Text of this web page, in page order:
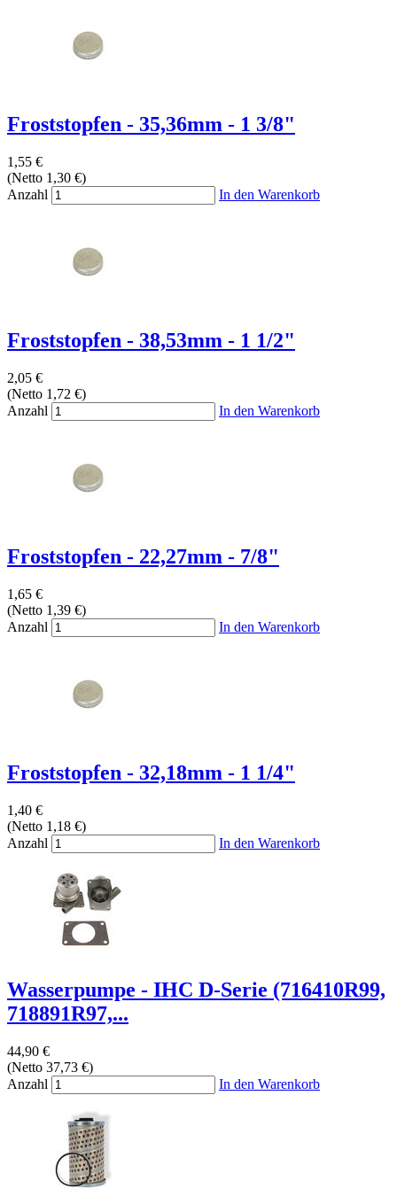
Froststopfen - 35,36mm - 1 3/8"
1,55 €
(Netto 1,30 €)
Anzahl
In den Warenkorb
Froststopfen - 38,53mm - 1 1/2"
2,05 €
(Netto 1,72 €)
Anzahl
In den Warenkorb
Froststopfen - 22,27mm - 7/8"
1,65 €
(Netto 1,39 €)
Anzahl
In den Warenkorb
Froststopfen - 32,18mm - 1 1/4"
1,40 €
(Netto 1,18 €)
Anzahl
In den Warenkorb
Wasserpumpe - IHC D-Serie (716410R99,
718891R97,...
44,90 €
(Netto 37,73 €)
Anzahl
In den Warenkorb